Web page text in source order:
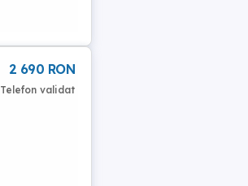
2 690 RON
Telefon validat